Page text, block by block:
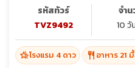
รหัสทัวร์
TVZ9492
จำ
10 วั
hotel_classโรงแรม 4 ดาว restaurant อาหาร 21